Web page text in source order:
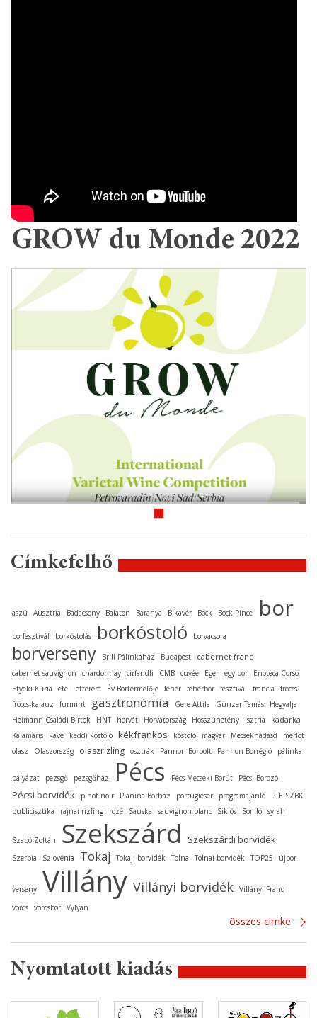
GROW du Monde 2022
Címkefelhő
aszú Ausztria Badacsony Balaton Baranya Bikavér Bock Bock Pince bor
borfesztivál borkóstolás borkóstoló borvacsora
borverseny Brill Pálinkaház Budapest cabernet franc
cabernet sauvignon chardonnay cirfandli CMB cuvée Eger egy bor
Enoteca Corso
Etyeki Kúria
étel étterem Év Bortermelője fehér fehérbor fesztivál francia
fröccs
fröccs-kalauz
furmint gasztronómia Gere Attila Günzer Tamás
Hegyalja
Heimann Családi Birtok
HNT horvát Horvátország Hosszúhetény Isztria kadarka
Kalamáris kávé keddi kóstoló kékfrankos kóstoló magyar Mecseknádasd
merlot
olasz
Olaszország olaszrizling osztrák Pannon Borbolt Pannon Borrégió pálinka
pályázat pezsgő pezsgőház Pécs Pécs-Mecseki Borút Pécsi Borozó
Pécsi borvidék pinot noir Planina Borház portugieser programajánló
PTE SZBKI
publicisztika
rajnai rizling rozé Sauska sauvignon blanc Siklós Somló syrah
Szabó Zoltán Szekszárd Szekszárdi borvidék
Szerbia Szlovénia Tokaj Tokaji borvidék Tolna Tolnai borvidék TOP25 újbor
verseny Villány Villányi borvidék Villányi Franc
vörös vörösbor Vylyan
összes cimke
Nyomtatott kiadás